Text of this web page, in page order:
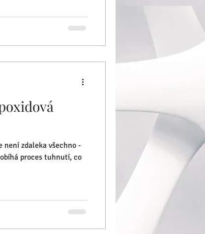
není zdaleka všechno -
proces tuhnutí, co